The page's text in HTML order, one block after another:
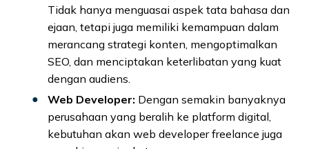
Tidak hanya menguasai aspek tata bahasa dan
ejaan, tetapi juga memiliki kemampuan dalam
merancang strategi konten, mengoptimalkan
SEO, dan menciptakan keterlibatan yang kuat
dengan audiens.
Web Developer: Dengan semakin banyaknya
perusahaan yang beralih ke platform digital,
kebutuhan akan web developer freelance juga